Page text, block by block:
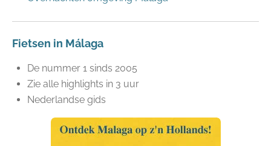
Fietsen in Málaga
De nummer 1 sinds 2005
Zie alle highlights in 3 uur
Nederlandse gids